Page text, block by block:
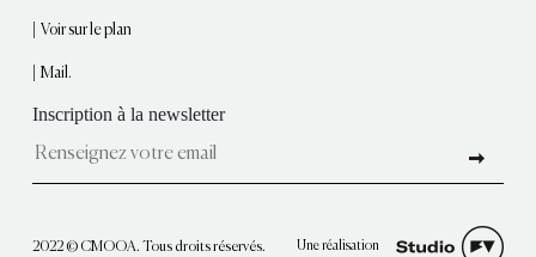
|Voir sur le plan
|Mail.
Inscription à la newsletter
2022 © CMOOA. Tous droits réservés. Une réalisation